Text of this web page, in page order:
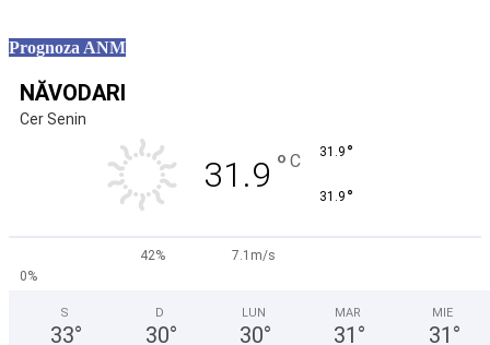
Prognoza ANM
NĂVODARI
Cer Senin
31.9 ° C 31.9 °
31.9 °
42%
7.1m/s
0%
S
33°
D
30°
LUN
30°
MAR
31 °
MIE
31 °